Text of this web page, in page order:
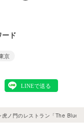
ド
京
虎ノ門のレストラン「The Blue